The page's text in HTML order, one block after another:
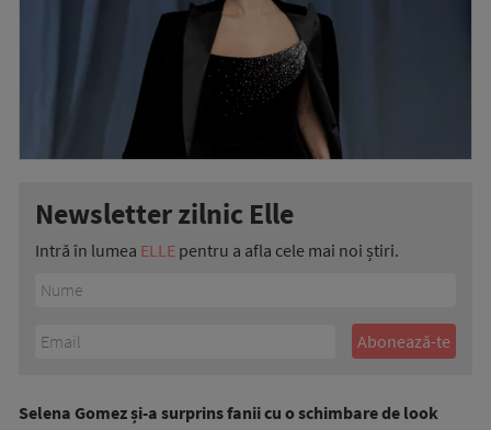
Newsletter zilnic Elle
Intră în lumea ELLE pentru a afla cele mai noi știri.
Selena Gomez și-a surprins fanii cu o schimbare de look